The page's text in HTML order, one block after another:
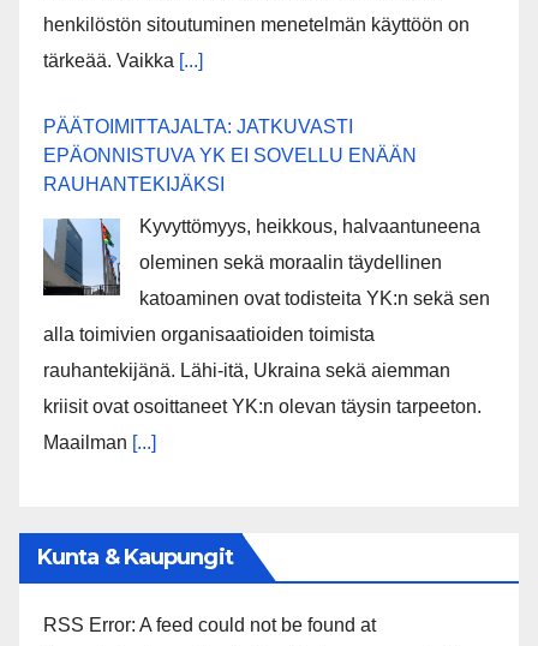
henkilöstön sitoutuminen menetelmän käyttöön on
tärkeää. Vaikka [...]
PÄÄTOIMITTAJALTA: JATKUVASTI
EPÄONNISTUVA YK EI SOVELLU ENÄÄN
RAUHANTEKIJÄKSI
Kyvyttömyys, heikkous, halvaantuneena
oleminen sekä moraalin täydellinen
katoaminen ovat todisteita YK:n sekä sen
alla toimivien organisaatioiden toimista
rauhantekijänä. Lähi-itä, Ukraina sekä aiemman
kriisit ovat osoittaneet YK:n olevan täysin tarpeeton.
Maailman [...]
Kunta & Kaupungit
RSS Error: A feed could not be found at